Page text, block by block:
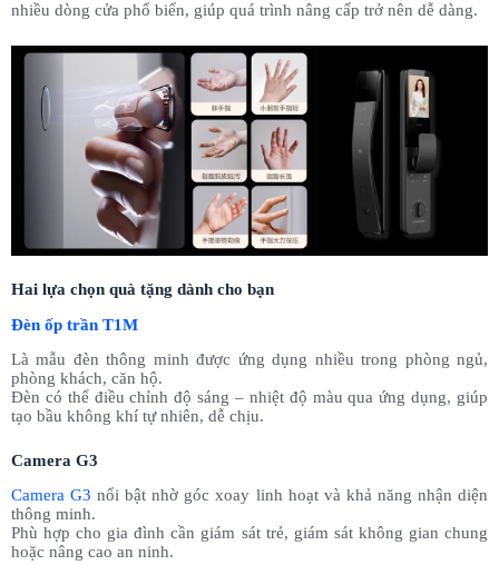
nhiều dòng cửa phổ biến, giúp quá trình nâng cấp trở nên dễ dàng.
Hai lựa chọn quà tặng dành cho bạn
Đèn ốp trần T1M
Là mẫu đèn thông minh được ứng dụng nhiều trong phòng ngủ,
phòng khách, căn hộ.
Đèn có thể điều chỉnh độ sáng – nhiệt độ màu qua ứng dụng, giúp
tạo bầu không khí tự nhiên, dễ chịu.
Camera G3
Camera G3 nổi bật nhờ góc xoay linh hoạt và khả năng nhận diện
thông minh.
Phù hợp cho gia đình cần giám sát trẻ, giám sát không gian chung
hoặc nâng cao an ninh.